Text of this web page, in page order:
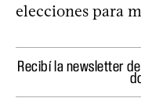
elecciones para
Recibí la newsletter